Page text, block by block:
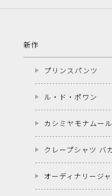
新作
プリンスパンツ
ル・ド・ポワン
カシミヤモナムー
クレープシャツ バ
オーディナリージ